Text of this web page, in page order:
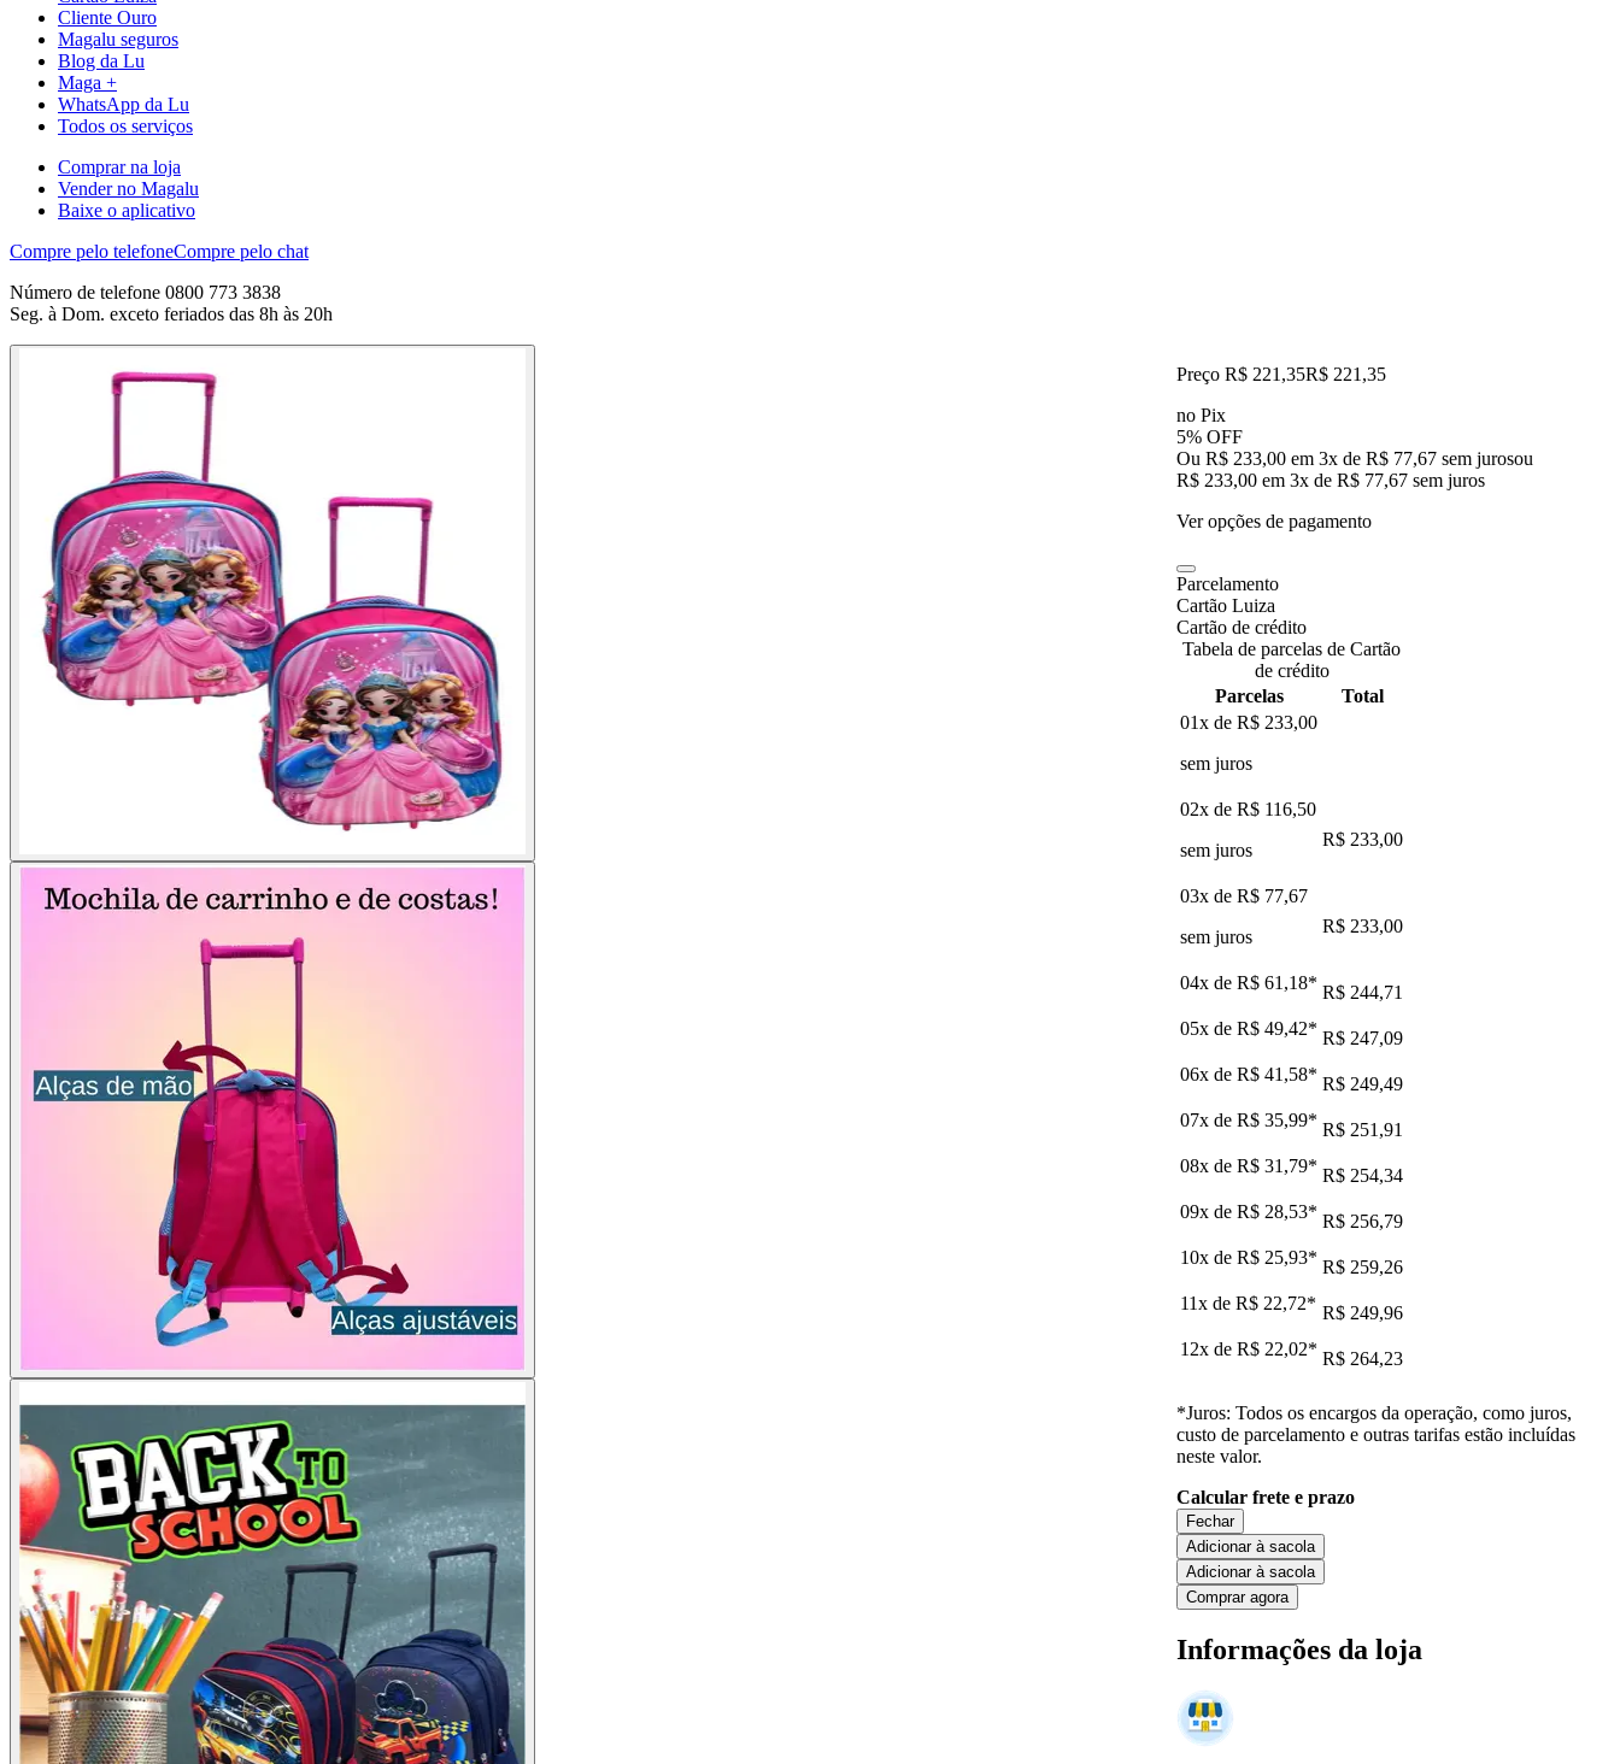
Cliente Ouro
Magalu seguros
Blog da Lu
Maga +
WhatsApp da Lu
Todos os serviços
Comprar na loja
Vender no Magalu
Baixe o aplicativo
Compre pelo telefoneCompre pelo chat
Número de telefone 0800 773 3838
Seg. à Dom. exceto feriados das 8h às 20h
Preço R$ 221,35R$ 221 ,35
no Pix
5% OFF
Ou R$ 233,00 em 3x de R$ 77,67 sem jurosou
R$ 233,00 em 3x de R$ 77,67 sem juros
Ver opções de pagamento
Parcelamento
Cartão Luiza
Cartão de crédito
Tabela de parcelas de Cartão
de crédito
Parcelas
Total
01x de R$ 233,00
sem juros
02x de R$ 116,50
sem juros
R$ 233,00
03x de R$ 77,67
sem juros
R$ 233,00
04x de R$ 61,18* R$ 244,71
05x de R$ 49,42* R$ 247,09
06x de R$ 41,58* R$ 249,49
07x de R$ 35,99* R$ 251,91
08x de R$ 31,79* R$ 254,34
09x de R$ 28,53* R$ 256,79
10x de R$ 25,93* R$ 259,26
11x de R$ 22,72* R$ 249,96
12x de R$ 22,02* R$ 264,23
*Juros: Todos os encargos da operação, como juros,
custo de parcelamento e outras tarifas estão incluídas
neste valor.
Calcular frete e prazo
Fechar
Adicionar à sacola
Adicionar à sacola
Comprar agora
Informações da loja